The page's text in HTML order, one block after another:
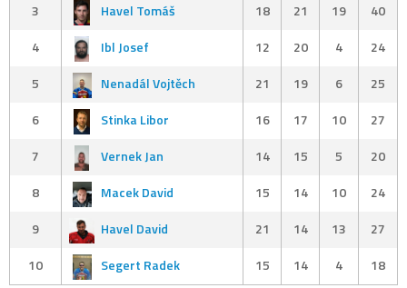
3
Havel Tomáš 18 21 19
40
4
Ibl Josef 12 20 4
24
5
Nenadál Vojtěch 21 19 6
25
6
Stinka Libor 16 17 10
27
7
Vernek Jan 14 15 5
20
8
Macek David 15 14 10
24
9
Havel David 21 14 13
27
10
Segert Radek 15 14 4
18